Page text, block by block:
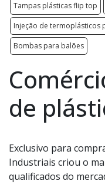
Tampas plásticas flip top
Injeção de termoplásticos
Bombas para balões
de
Exclusivo para
Industriais criou o
qualificados do